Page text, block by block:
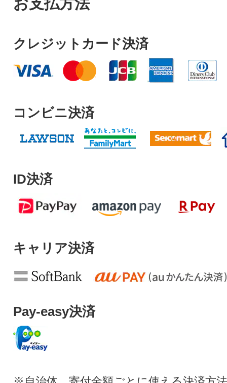
クレジットカード決済
コンビニ決済
ID決済
キャリア決済
Pay-easy決済